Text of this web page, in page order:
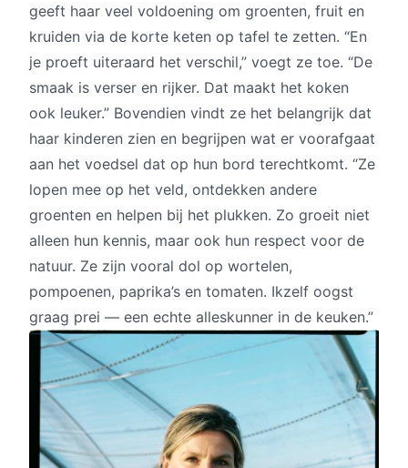
geeft haar veel voldoening om groenten, fruit en
kruiden via de korte keten op tafel te zetten. “En
je proeft uiteraard het verschil,” voegt ze toe. “De
smaak is verser en rijker. Dat maakt het koken
ook leuker.” Bovendien vindt ze het belangrijk dat
haar kinderen zien en begrijpen wat er voorafgaat
aan het voedsel dat op hun bord terechtkomt. “Ze
lopen mee op het veld, ontdekken andere
groenten en helpen bij het plukken. Zo groeit niet
alleen hun kennis, maar ook hun respect voor de
natuur. Ze zijn vooral dol op wortelen,
pompoenen, paprika’s en tomaten. Ikzelf oogst
graag prei — een echte alleskunner in de keuken.”